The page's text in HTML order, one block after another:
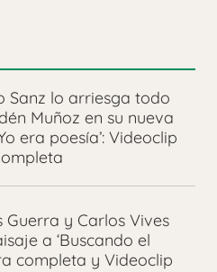
Sanz lo arriesga todo
Muñoz en su nueva
era poesía’: Videoclip
Guerra y Carlos Vives
a ‘Buscando el
completa y Videoclip